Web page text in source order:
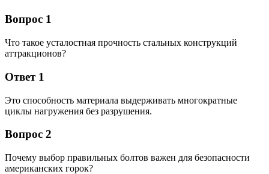
Вопрос 1
Что такое усталостная прочность стальных конструкций
аттракционов?
Ответ 1
Это способность материала выдерживать многократные
циклы нагружения без разрушения.
Вопрос 2
Почему выбор правильных болтов важен для безопасности
американских горок?